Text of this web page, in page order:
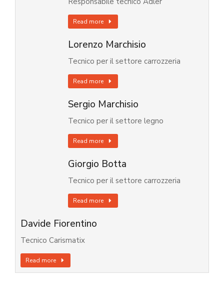
Read more
Lorenzo Marchisio
Tecnico per il settore carrozzeria
Read more
Sergio Marchisio
Tecnico per il settore legno
Read more
Giorgio Botta
Tecnico per il settore carrozzeria
Read more
Davide Fiorentino
Tecnico Carismatix
Read more